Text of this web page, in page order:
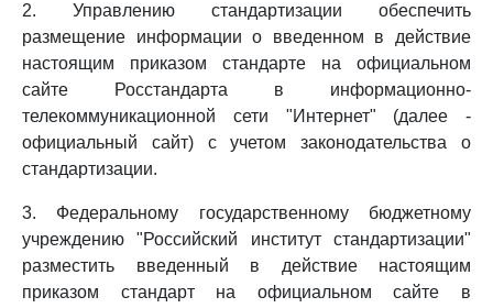
2. Управлению стандартизации обеспечить
размещение информации о введенном в действие
настоящим приказом стандарте на официальном
сайте Росстандарта в информационно-
телекоммуникационной сети "Интернет" (далее -
официальный сайт) с учетом законодательства о
стандартизации.
3. Федеральному государственному бюджетному
учреждению "Российский институт стандартизации"
разместить введенный в действие настоящим
приказом стандарт на официальном сайте в